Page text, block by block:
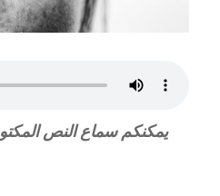
يمكنكم سماع النص